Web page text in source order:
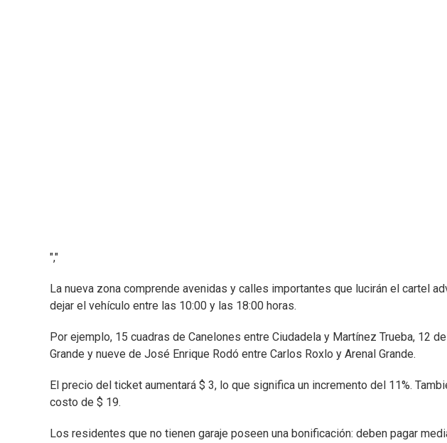
","
La nueva zona comprende avenidas y calles importantes que lucirán el cartel
dejar el vehículo entre las 10:00 y las 18:00 horas.
Por ejemplo, 15 cuadras de Canelones entre Ciudadela y Martínez Trueba, 12
Grande y nueve de José Enrique Rodó entre Carlos Roxlo y Arenal Grande.
El precio del ticket aumentará $ 3, lo que significa un incremento del 11%.
costo de $ 19.
Los residentes que no tienen garaje poseen una bonificación: deben pagar